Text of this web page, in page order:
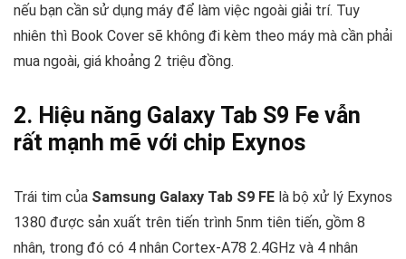
nếu bạn cần sử dụng máy để làm việc ngoài giải trí. Tuy
nhiên thì Book Cover sẽ không đi kèm theo máy mà cần phải
mua ngoài, giá khoảng 2 triệu đồng.
2. Hiệu năng Galaxy Tab S9 Fe vẫn
rất mạnh mẽ với chip Exynos
Trái tim của Samsung Galaxy Tab S9 FE là bộ xử lý Exynos
1380 được sản xuất trên tiến trình 5nm tiên tiến, gồm 8
nhân, trong đó có 4 nhân Cortex-A78 2.4GHz và 4 nhân